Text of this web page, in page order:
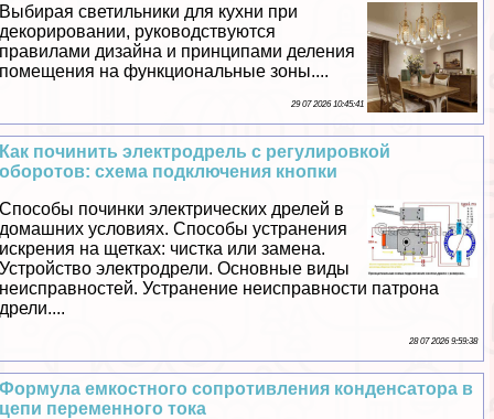
Выбирая светильники для кухни при
декорировании, руководствуются
правилами дизайна и принципами деления
помещения на функциональные зоны....
29 07 2026 10:45:41
Как починить электродрель с регулировкой
оборотов: схема подключения кнопки
Способы починки электрических дрелей в
домашних условиях. Способы устранения
искрения на щетках: чистка или замена.
Устройство электродрели. Основные виды
неисправностей. Устранение неисправности патрона
дрели....
28 07 2026 9:59:38
Формула емкостного сопротивления конденсатора в
цепи переменного тока